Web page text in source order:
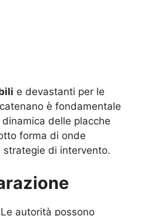
e devastanti per le
è fondamentale
delle placche
forma di onde
strategie di intervento.
autorità possono